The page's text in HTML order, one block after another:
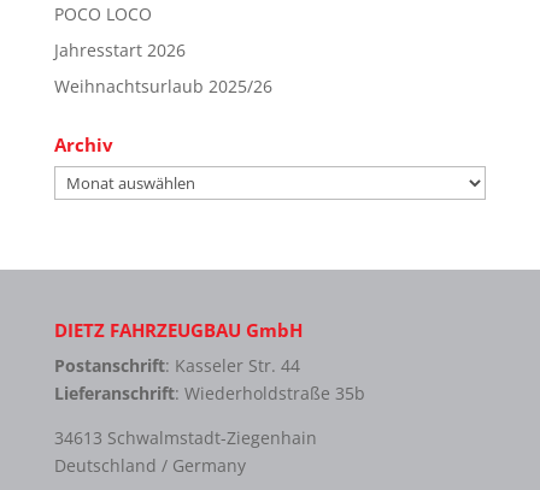
POCO LOCO
Jahresstart 2026
Weihnachtsurlaub 2025/26
Archiv
Archiv
DIETZ FAHRZEUGBAU GmbH
Postanschrift: Kasseler Str. 44
Lieferanschrift: Wiederholdstraße 35b
34613 Schwalmstadt-Ziegenhain
Deutschland / Germany